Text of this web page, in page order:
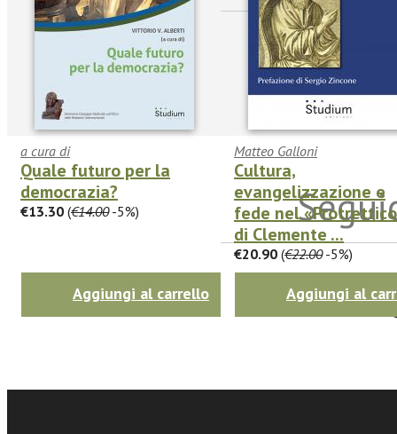
a cura di
Quale futuro per la
democrazia?
€13.30 (€14.00-5%)
Aggiungi al carrello
Matteo Galloni
Cultura,
evangelizzazione e
fede nel
di Clemente ...
€20.90 (€22.00-5%)
Aggiungi al